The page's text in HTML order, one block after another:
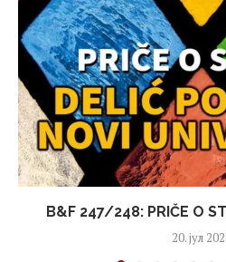
B&F 247/248: PRIČE O
20. јул